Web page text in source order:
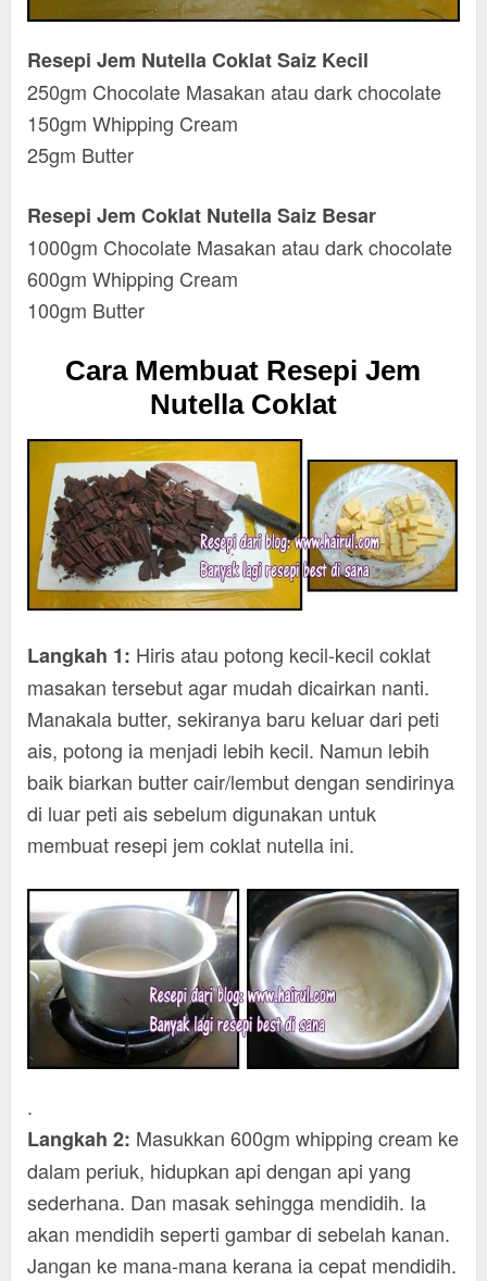
Resepi Jem Nutella Coklat Saiz Kecil
250gm Chocolate Masakan atau dark chocolate
150gm Whipping Cream
25gm Butter
Resepi Jem Coklat Nutella Saiz Besar
1000gm Chocolate Masakan atau dark chocolate
600gm Whipping Cream
100gm Butter
Cara Membuat Resepi Jem
Nutella Coklat
Langkah 1: Hiris atau potong kecil-kecil coklat
masakan tersebut agar mudah dicairkan nanti.
Manakala butter, sekiranya baru keluar dari peti
ais, potong ia menjadi lebih kecil. Namun lebih
baik biarkan butter cair/lembut dengan sendirinya
di luar peti ais sebelum digunakan untuk
membuat resepi jem coklat nutella ini.
.
Langkah 2: Masukkan 600gm whipping cream ke
dalam periuk, hidupkan api dengan api yang
sederhana. Dan masak sehingga mendidih. Ia
akan mendidih seperti gambar di sebelah kanan.
Jangan ke mana-mana kerana ia cepat mendidih.